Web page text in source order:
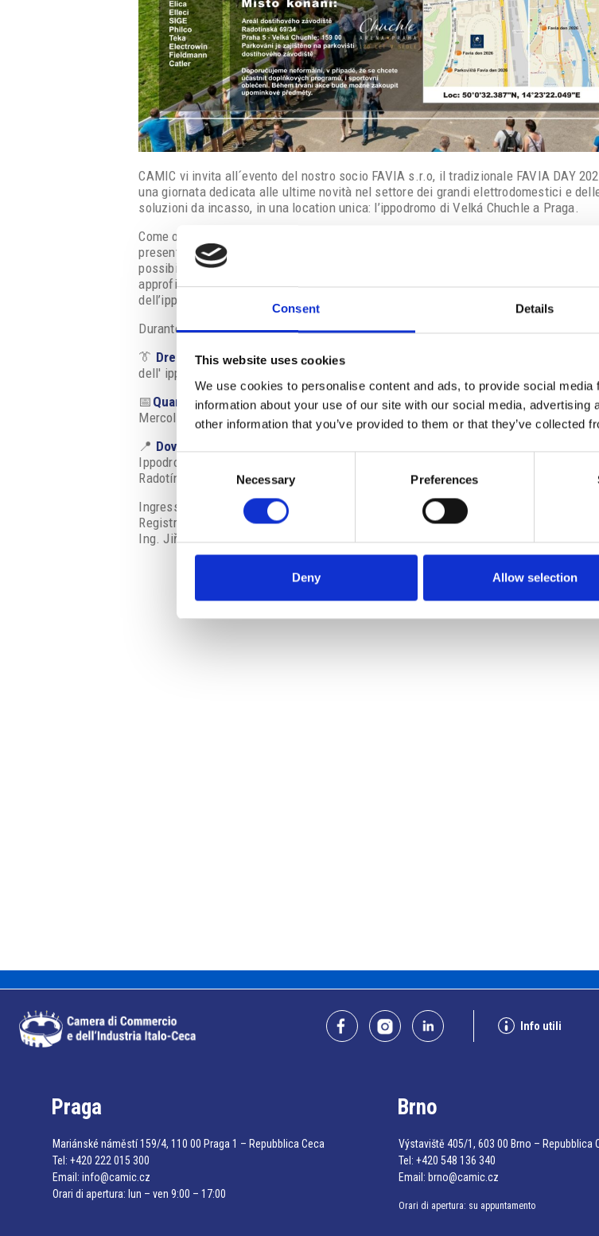
Consent Details
This website uses cookies
We use cookies to personalise content and ads, to provide social
information about your use of our site with our social media,
other information that you’ve provided to them or that they’ve collected
Consent
Selection
Necessary Preferences
Deny Allow selection
CAMIC vi invita all´evento del nostro socio FAVIA s.r.o, il tradizionale FAVIA DAY
una giornata dedicata alle ultime novità nel settore dei grandi elettrodomestici e
soluzioni da incasso, in una location unica: l’ippodromo di Velká Chuchle a Praga.
Come ogni anno, saranno presenti i principali produttori di elettrodomestici che
presenteranno le novità introdotte sul mercato ceco per il 2026. Durante l’evento sarà
possibile assistere a dimostrazioni dal vivo, incontrare i rappresentanti dei marchi,
approfittare di offerte speciali e partecipare alle attività organizzate nell’area
dell’ippodromo.
Durante la giornata saranno disponibili buffet, intrattenimento e attività collaterali.
👔 Dress code:abbigliamento informale; in caso di partecipazione alle attività
dell' ippodromo è consigliato anche abbigliamento sportivo.
📅 Quando:
Mercoledì 3 giugno 2026, dalle ore 11:00
📍 Dove
Ippodromo Velká Chuchle
Radotínská 69/34, Praha 5 – Velká Chuchle
Ingresso gratuito per i soci CAMIC
Registrazione obbligatoria presso:
Ing. Jiří Svoboda –svoboda@favia.cz
Info utili
Praga
Mariánské náměstí 159/4, 110 00 Praga 1 – Repubblica Ceca
Tel: +420 222 015 300
Email: info@camic.cz
Orari di apertura: lun – ven 9:00 – 17:00
Brno
Výstaviště 405/1, 603 00 Brno – Repubblica
Tel:+420 548 136 340
Email: brno@camic.cz
Orari di apertura: su appuntamento